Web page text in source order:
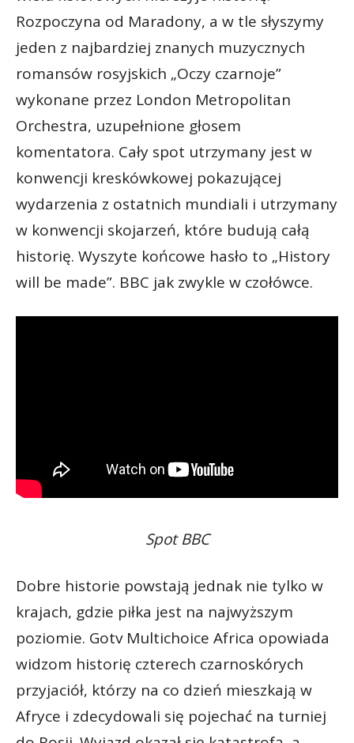
Rozpoczyna od Maradony, a w tle słyszymy
jeden z najbardziej znanych muzycznych
romansów rosyjskich „Oczy czarnoje”
wykonane przez London Metropolitan
Orchestra, uzupełnione głosem
komentatora. Cały spot utrzymany jest w
konwencji kreskówkowej pokazującej
wydarzenia z ostatnich mundiali i utrzymany
w konwencji skojarzeń, które budują całą
historię. Wyszyte końcowe hasło to „History
will be made”. BBC jak zwykle w czołówce.
Spot BBC
Dobre historie powstają jednak nie tylko w
krajach, gdzie piłka jest na najwyższym
poziomie. Gotv Multichoice Africa opowiada
widzom historię czterech czarnoskórych
przyjaciół, którzy na co dzień mieszkają w
Afryce i zdecydowali się pojechać na turniej